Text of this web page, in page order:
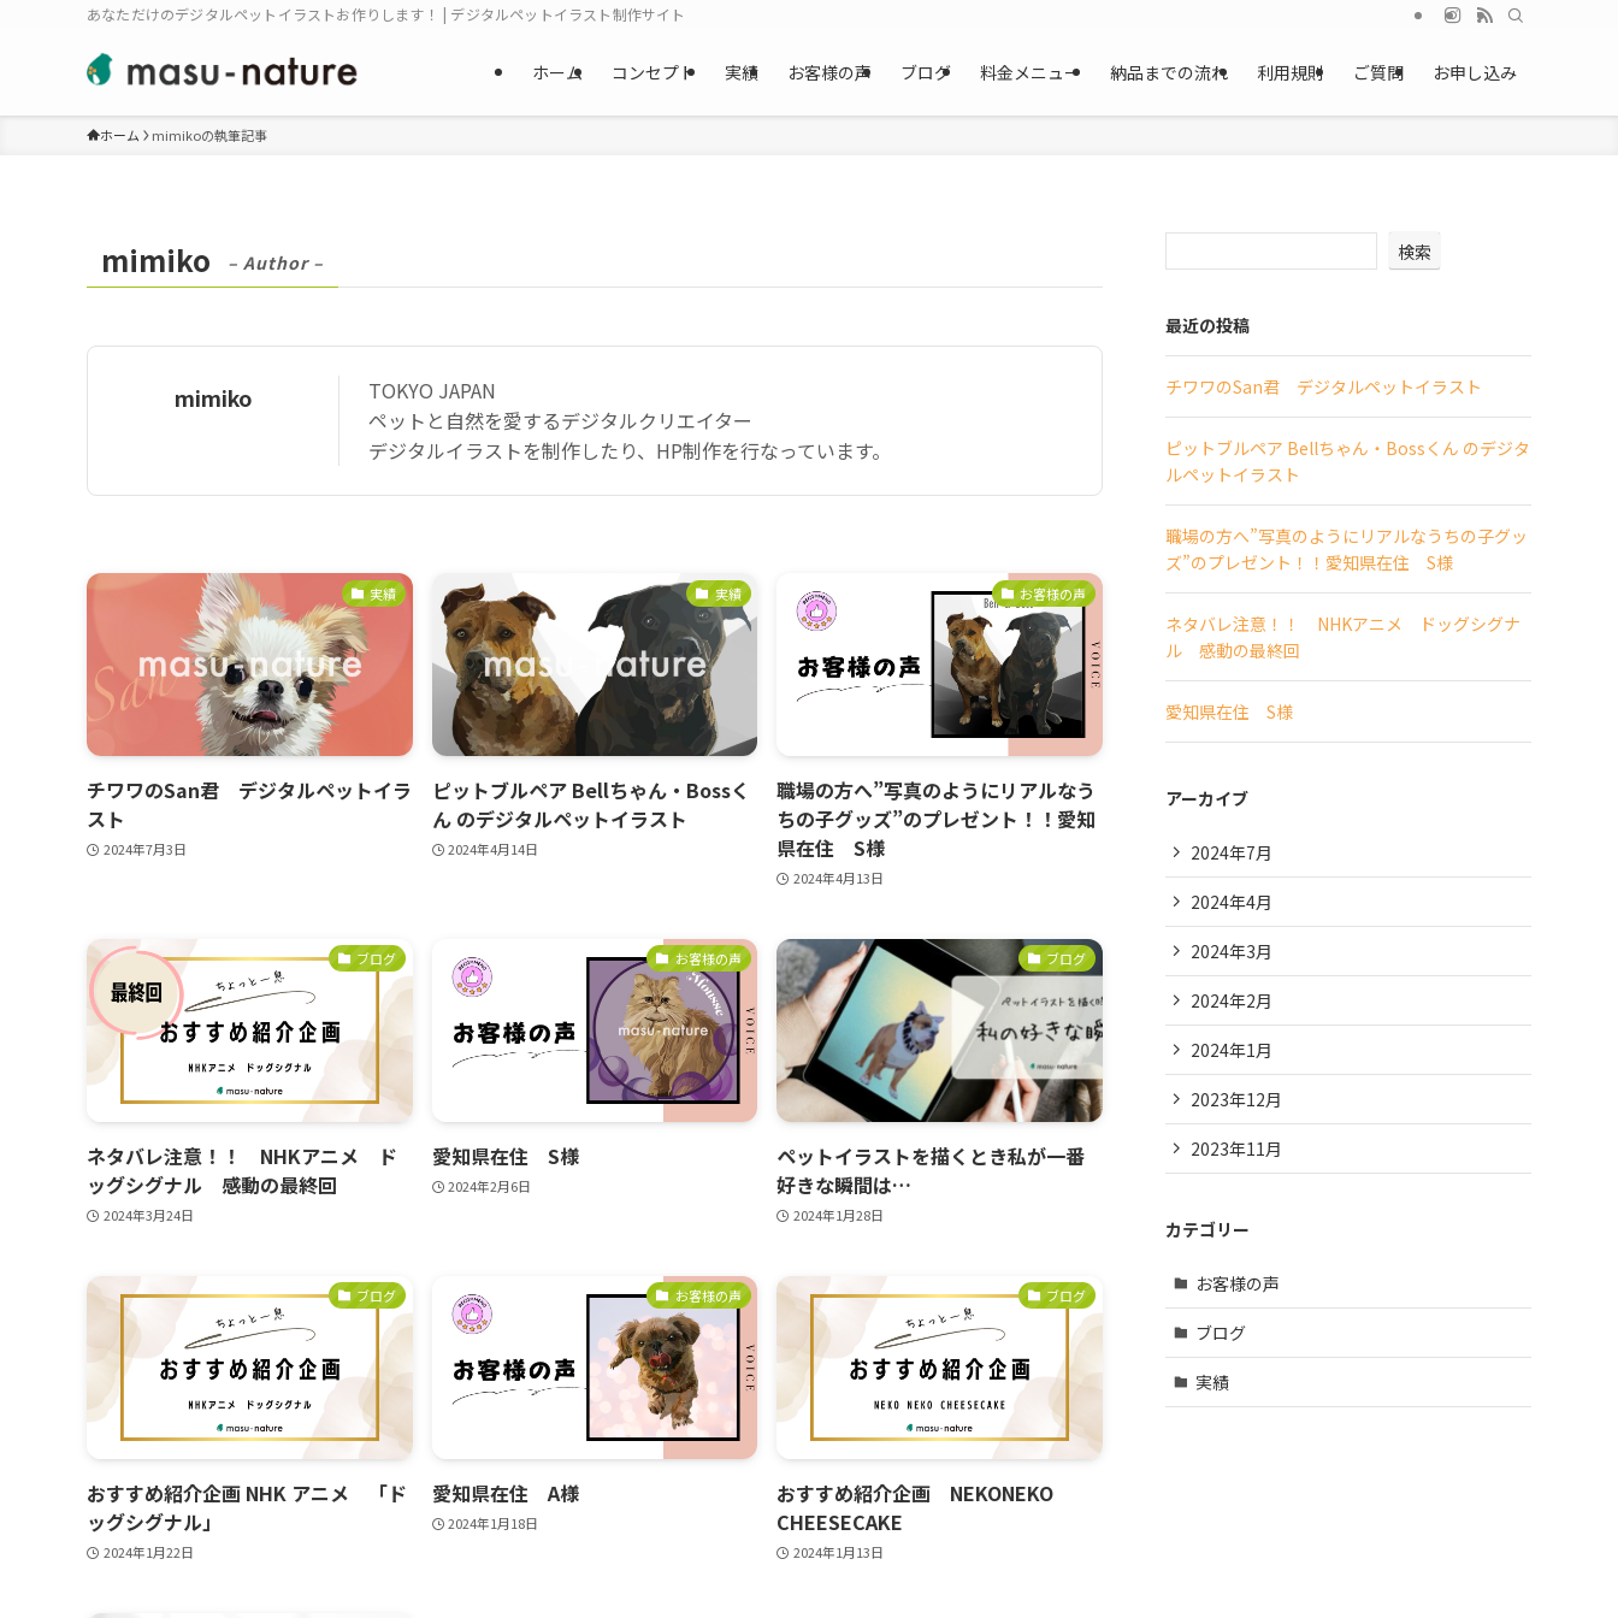
あなただけのデジタルペットイラストお作りします！ | デジタルペットイラスト制作サイト
ホーム コンセプト 実績 お客様の声 ブログ 料金メニュー 納品までの流れ 利用規則 ご質問 お申し込み
ホーム mimikoの執筆記事
mimiko – Author –
mimiko
TOKYO JAPAN
ペットと自然を愛するデジタルクリエイター
デジタルイラストを制作したり、HP制作を行なっています。
実績
チワワのSan君 デジタルペットイラ
スト
2024年7月3日
実績
ピットブルペア Bellちゃん・Bossく
ん のデジタルペットイラスト
2024年4月14日
お客様の声
職場の方へ”写真のようにリアルなう
ちの子グッズ”のプレゼント！！愛知
県在住 S様
2024年4月13日
ブログ
ネタバレ注意！！ NHKアニメ ド
ッグシグナル 感動の最終回
2024年3月24日
お客様の声
愛知県在住 S様
2024年2月6日
ブログ
ペットイラストを描くとき私が一番
好きな瞬間は…
2024年1月28日
ブログ
おすすめ紹介企画 NHK アニメ 「ド
ッグシグナル」
2024年1月22日
お客様の声
愛知県在住 A様
2024年1月18日
ブログ
おすすめ紹介企画 NEKONEKO
CHEESECAKE
2024年1月13日
検索
最近の投稿
チワワのSan君 デジタルペットイラスト
ピットブルペア Bellちゃん・Bossくん のデジタ
ルペットイラスト
職場の方へ”写真のようにリアルなうちの子グッ
ズ”のプレゼント！！愛知県在住 S様
ネタバレ注意！！ NHKアニメ ドッグシグナ
ル 感動の最終回
愛知県在住 S様
アーカイブ
2024年7月
2024年4月
2024年3月
2024年2月
2024年1月
2023年12月
2023年11月
カテゴリー
お客様の声
ブログ
実績